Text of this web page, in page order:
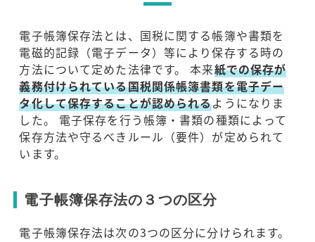
電子帳簿保存法とは、国税に関する帳簿や書類を
電磁的記録（電子データ）等により保存する時の
方法について定めた法律です。 本来紙での保存が
義務付けられている国税関係帳簿書類を電子デー
タ化して保存することが認められるようになりま
した。 電子保存を行う帳簿・書類の種類によって
保存方法や守るべきルール（要件）が定められて
います。
電子帳簿保存法の３つの区分
電子帳簿保存法は次の3つの区分に分けられます。